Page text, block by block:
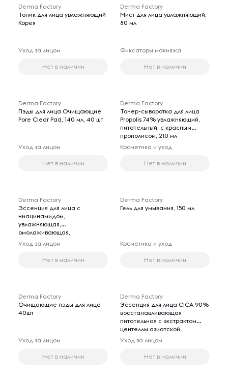
Derma Factory
Тоник для лица увлажняющий
Корея
Уход за лицом
Нет в наличии
Derma Factory
Мист для лица увлажняющий,
80 мл
Фиксаторы макияжа
Нет в наличии
Derma Factory
Пэды для лица Очищающие
Pore Clear Pad, 140 мл, 40 шт
Уход за лицом
Нет в наличии
Derma Factory
Тонер-сыворотка для лица
Propolis 74% увлажняющий,
питательный, с красным
прополисом, 210 мл
Косметика и уход
Нет в наличии
Derma Factory
Эссенция для лица с
ниацинамидом,
увлажняющая,
омолаживающая,
антивозрастная,
отшелушивающая,
тонизирующая, 150 мл
Уход за лицом
Нет в наличии
Derma Factory
Гель для умывания, 150 мл
Косметика и уход
Нет в наличии
Derma Factory
Очищающие пэды для лица
40шт
Уход за лицом
Нет в наличии
Derma Factory
Эссенция для лица CICA 90%
восстанавливающая
питательная с экстрактом
центеллы азиатской
увлажняющая,
омолаживающая,
антивозрастной,
Уход за лицом
Нет в наличии